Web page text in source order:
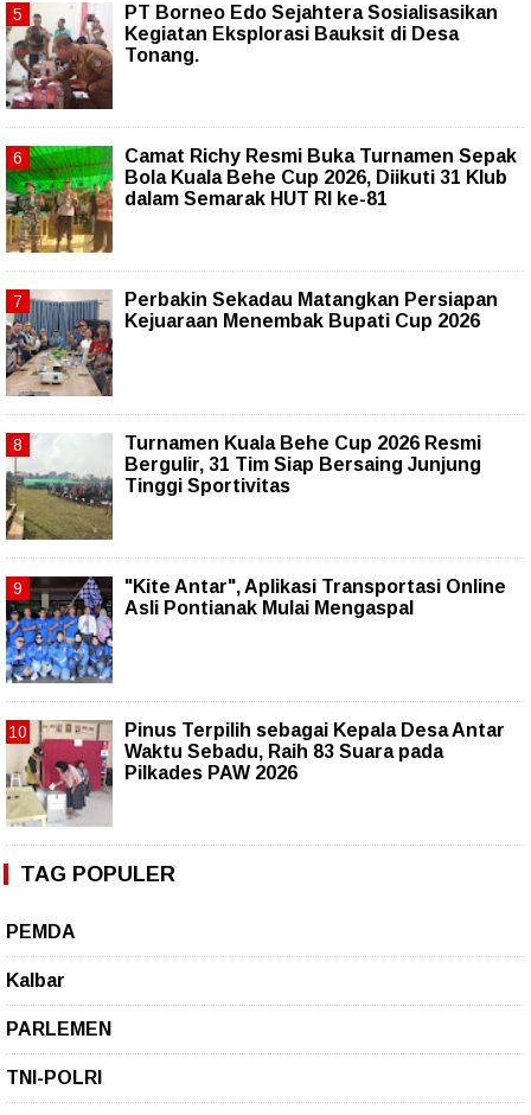
PT Borneo Edo Sejahtera Sosialisasikan
Kegiatan Eksplorasi Bauksit di Desa
Tonang.
Camat Richy Resmi Buka Turnamen Sepak
Bola Kuala Behe Cup 2026, Diikuti 31 Klub
dalam Semarak HUT RI ke-81
Perbakin Sekadau Matangkan Persiapan
Kejuaraan Menembak Bupati Cup 2026
Turnamen Kuala Behe Cup 2026 Resmi
Bergulir, 31 Tim Siap Bersaing Junjung
Tinggi Sportivitas
"Kite Antar", Aplikasi Transportasi Online
Asli Pontianak Mulai Mengaspal
Pinus Terpilih sebagai Kepala Desa Antar
Waktu Sebadu, Raih 83 Suara pada
Pilkades PAW 2026
TAG POPULER
PEMDA
Kalbar
PARLEMEN
TNI-POLRI